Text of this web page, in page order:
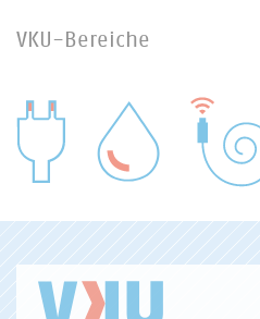
VKU-Bereiche
WASSER/ABWASSER